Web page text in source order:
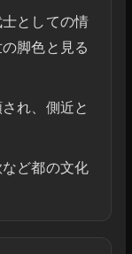
としての情
脚色と見る
れ、側近と
ど都の文化